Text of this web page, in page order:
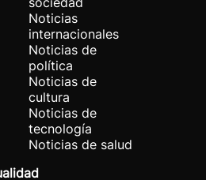
Noticias
internacionales
Noticias de
política
Noticias de
cultura
Noticias de
tecnología
Noticias de salud